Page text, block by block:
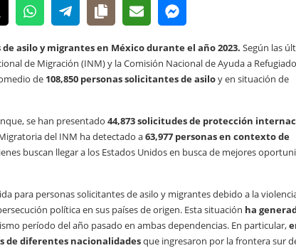
asilo y migrantes en México durante el año 2023. Según las
de Migración (INM) y la Comisión Nacional de Ayuda a
de 108,850 personas solicitantes de asiloy en situación de
se han presentado 44,873 solicitudes de protección
del INM ha detectado a63,977 personas en contexto de
buscan llegar a los Estados Unidos en busca de mejores
para personas solicitantes de asilo y migrantes debido a la
política en sus países de origen. Esta situación ha
período del año pasado en ambas dependencias. En particular,
de diferentes nacionalidadesque ingresaron por la frontera sur